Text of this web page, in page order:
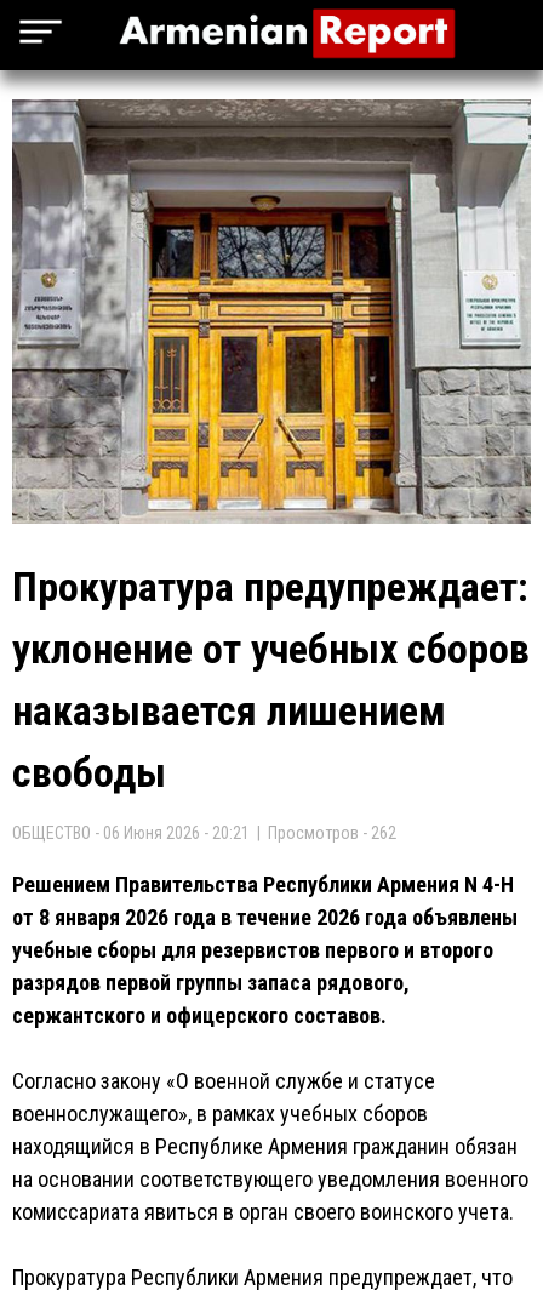
Прокуратура предупреждает:
уклонение от учебных сборов
наказывается лишением
свободы
ОБЩЕСТВО - 06 Июня 2026 - 20:21 | Просмотров - 262
Решением Правительства Республики Армения N 4-Н
от 8 января 2026 года в течение 2026 года объявлены
учебные сборы для резервистов первого и второго
разрядов первой группы запаса рядового,
сержантского и офицерского составов.
Согласно закону «О военной службе и статусе
военнослужащего», в рамках учебных сборов
находящийся в Республике Армения гражданин обязан
на основании соответствующего уведомления военного
комиссариата явиться в орган своего воинского учета.
Прокуратура Республики Армения предупреждает, что